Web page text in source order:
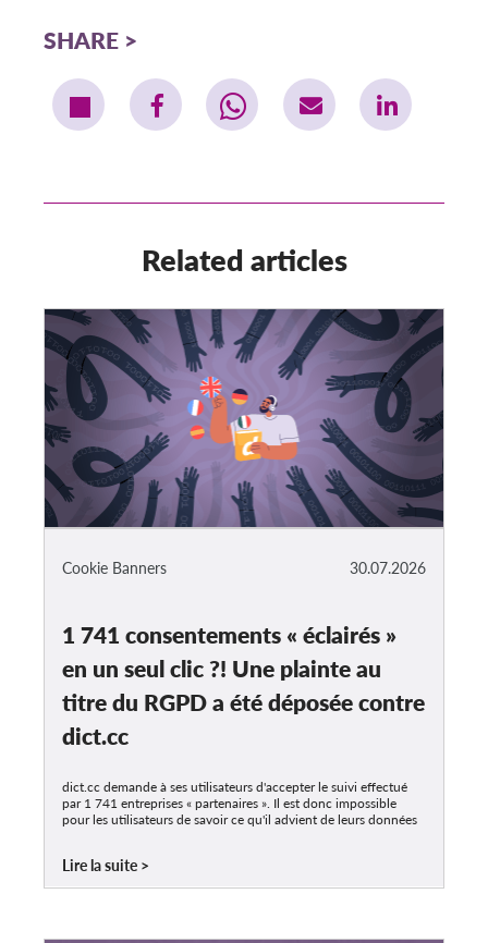
SHARE
Related articles
30.07.2026
Cookie Banners
1 741 consentements « éclairés »
en un seul clic ?! Une plainte au
titre du RGPD a été déposée contre
dict.cc
dict.cc demande à ses utilisateurs d'accepter le suivi effectué
par 1 741 entreprises « partenaires ». Il est donc impossible
pour les utilisateurs de savoir ce qu'il advient de leurs données
Lire la suite